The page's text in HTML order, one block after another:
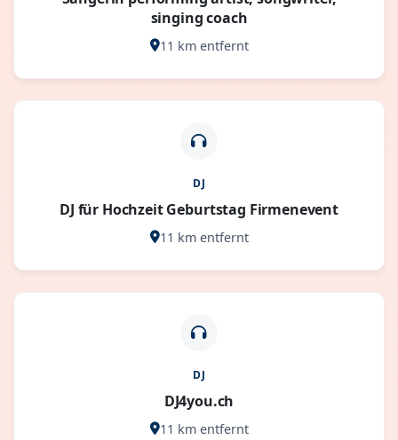
singing coach
11 km entfernt
DJ
DJ für Hochzeit Geburtstag Firmenevent
11 km entfernt
DJ
DJ4you.ch
11 km entfernt